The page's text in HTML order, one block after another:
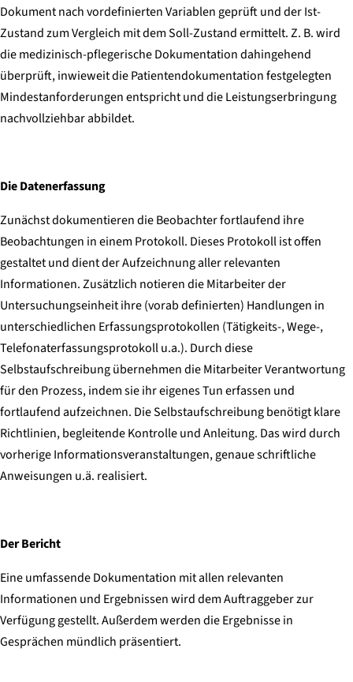
Dokument nach vordefinierten Variablen geprüft und der Ist-
Zustand zum Vergleich mit dem Soll-Zustand ermittelt. Z. B. wird
die medizinisch-pflegerische Dokumentation dahingehend
überprüft, inwieweit die Patientendokumentation festgelegten
Mindestanforderungen entspricht und die Leistungserbringung
nachvollziehbar abbildet.
Die Datenerfassung
Zunächst dokumentieren die Beobachter fortlaufend ihre
Beobachtungen in einem Protokoll. Dieses Protokoll ist offen
gestaltet und dient der Aufzeichnung aller relevanten
Informationen. Zusätzlich notieren die Mitarbeiter der
Untersuchungseinheit ihre (vorab definierten) Handlungen in
unterschiedlichen Erfassungsprotokollen (Tätigkeits-, Wege-,
Telefonaterfassungsprotokoll u.a.). Durch diese
Selbstaufschreibung übernehmen die Mitarbeiter Verantwortung
für den Prozess, indem sie ihr eigenes Tun erfassen und
fortlaufend aufzeichnen. Die Selbstaufschreibung benötigt klare
Richtlinien, begleitende Kontrolle und Anleitung. Das wird durch
vorherige Informationsveranstaltungen, genaue schriftliche
Anweisungen u.ä. realisiert.
Der Bericht
Eine umfassende Dokumentation mit allen relevanten
Informationen und Ergebnissen wird dem Auftraggeber zur
Verfügung gestellt. Außerdem werden die Ergebnisse in
Gesprächen mündlich präsentiert.